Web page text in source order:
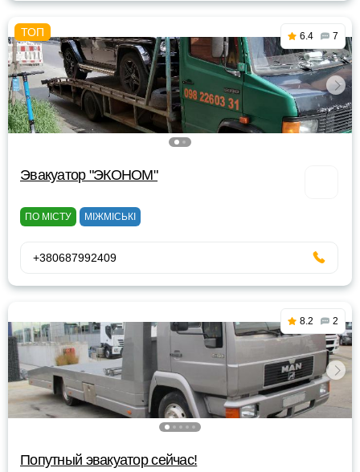
6.4 7
Эвакуатор "ЭКОНОМ"
ПО МІСТУ МІЖМІСЬКІ
+380687992409
8.2 2
Попутный эвакуатор сейчас!